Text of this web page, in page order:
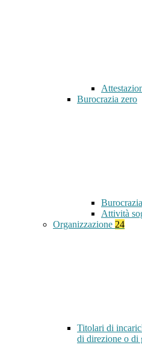
Burocrazia zero
Attività
Organizzazione 24
Titolari di
di direzione o di